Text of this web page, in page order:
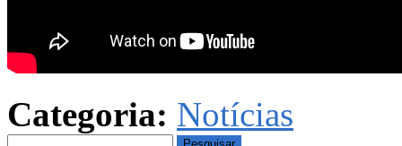
Categoria: Notícias